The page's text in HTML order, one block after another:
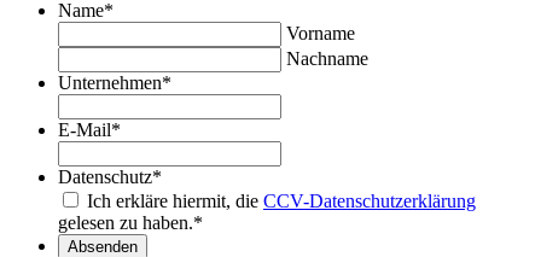
Name*
Vorname
Nachname
Unternehmen*
E-Mail*
Datenschutz*
Ich erkläre hiermit, die CCV-Datenschutzerklärung
gelesen zu haben.*
Absenden